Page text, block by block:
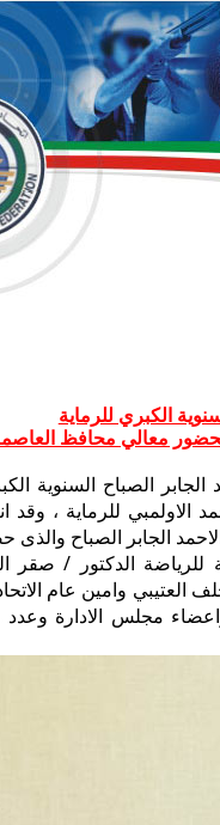
الكبري للرماية
بحضور معالي محافظ
الصباح السنوية
للرماية ، وقد
الجابر الصباح والذى
للرياضة الدكتور / صقر
العتيبي وامين عام
مجلس الادارة